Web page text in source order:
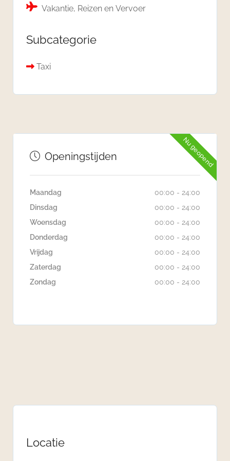
Vakantie, Reizen en Vervoer
Subcategorie
Taxi
Nu geopend
Openingstijden
Maandag
00:00 - 24:00
Dinsdag
00:00 - 24:00
Woensdag
00:00 - 24:00
Donderdag
00:00 - 24:00
Vrijdag
00:00 - 24:00
Zaterdag
00:00 - 24:00
Zondag
00:00 - 24:00
Locatie